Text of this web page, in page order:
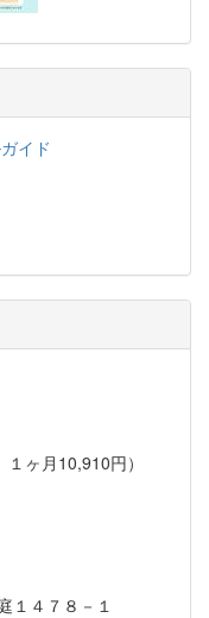
イド
ヶ月10,910円）
４７８－１